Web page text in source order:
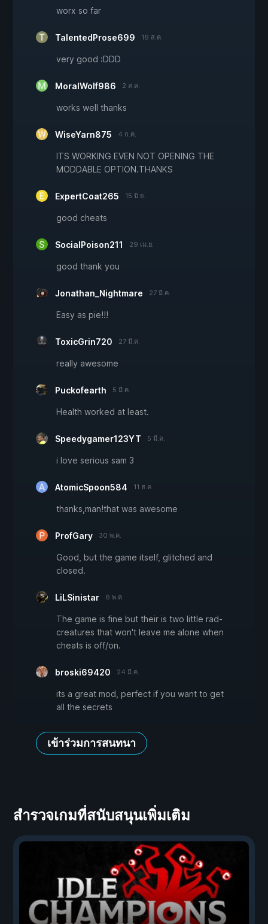
worx so far
TalentedProse699 16 ส.ค.
very good :DDD
MoralWolf986 2 ส.ค.
works well thanks
WiseYarn875 4 ก.ค.
ITS WORKING EVEN NOT OPENING THE
MODDABLE OPTION.THANKS
ExpertCoat265 15 มิ.ย.
good cheats
SocialPoison211 29 เม.ย.
good thank you
Jonathan_Nightmare 27 มี.ค.
Easy as pie!!!
ToxicGrin720 27 มี.ค.
really awesome
Puckofearth 5 มี.ค.
Health worked at least.
Speedygamer123YT 5 มี.ค.
i love serious sam 3
AtomicSpoon584 11 ส.ค.
thanks,man!that was awesome
ProfGary 30 พ.ค.
Good, but the game itself, glitched and
closed.
LiLSinistar 6 พ.ค.
The game is fine but their is two little rad-
creatures that won't leave me alone when
cheats is off/on.
broski69420 24 มี.ค.
its a great mod, perfect if you want to get
all the secrets
เข้าร่วมการสนทนา
สำรวจเกมที่สนับสนุนเพิ่มเติม